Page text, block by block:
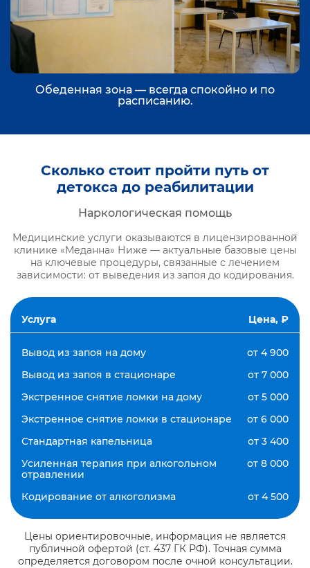
Обеденная зона — всегда спокойно и по
расписанию.
Сколько стоит пройти путь от
детокса до реабилитации
Наркологическая помощь
Медицинские услуги оказываются в лицензированной
клинике «Меданна» Ниже — актуальные базовые цены
на ключевые процедуры, связанные с лечением
зависимости: от выведения из запоя до кодирования.
Услуга Цена, ₽
Вывод из запоя на дому
от 4 900
Вывод из запоя в стационаре
от 7 000
Экстренное снятие ломки на дому
от 5 000
Экстренное снятие ломки в стационаре
от 6 000
Стандартная капельница
от 3 400
Усиленная терапия при алкогольном
отравлении
от 8 000
Кодирование от алкоголизма от 4 500
Цены ориентировочные, информация не является
публичной офертой (ст. 437 ГК РФ). Точная сумма
определяется договором после очной консультации.